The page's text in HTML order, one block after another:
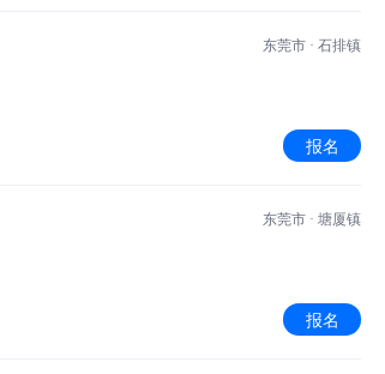
东莞市 · 石排镇
报名
东莞市 · 塘厦镇
报名